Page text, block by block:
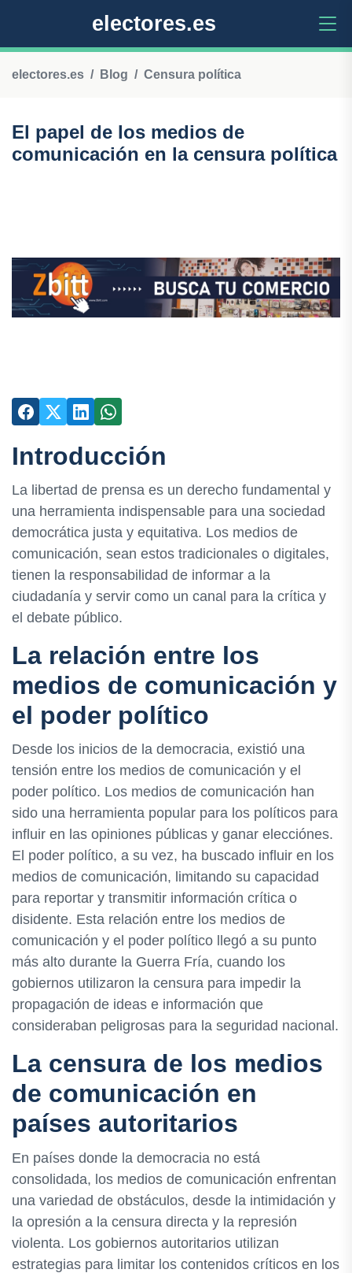
electores.es
electores.es Blog Censura política
El papel de los medios de
comunicación en la censura política
Introducción
La libertad de prensa es un derecho fundamental y
una herramienta indispensable para una sociedad
democrática justa y equitativa. Los medios de
comunicación, sean estos tradicionales o digitales,
tienen la responsabilidad de informar a la
ciudadanía y servir como un canal para la crítica y
el debate público.
La relación entre los
medios de comunicación y
el poder político
Desde los inicios de la democracia, existió una
tensión entre los medios de comunicación y el
poder político. Los medios de comunicación han
sido una herramienta popular para los políticos para
influir en las opiniones públicas y ganar elecciónes.
El poder político, a su vez, ha buscado influir en los
medios de comunicación, limitando su capacidad
para reportar y transmitir información crítica o
disidente. Esta relación entre los medios de
comunicación y el poder político llegó a su punto
más alto durante la Guerra Fría, cuando los
gobiernos utilizaron la censura para impedir la
propagación de ideas e información que
consideraban peligrosas para la seguridad nacional.
La censura de los medios
de comunicación en
países autoritarios
En países donde la democracia no está
consolidada, los medios de comunicación enfrentan
una variedad de obstáculos, desde la intimidación y
la opresión a la censura directa y la represión
violenta. Los gobiernos autoritarios utilizan
estrategias para limitar los contenidos críticos en los